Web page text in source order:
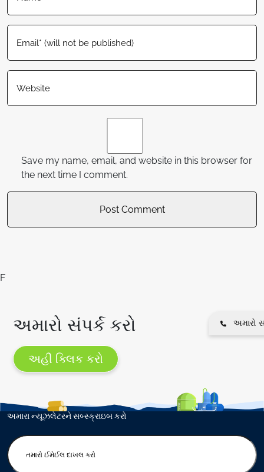
Save my name, email, and website in this browser for
the next time I comment.
F
અમારો સંપર્ક કરો
અહી ક્લિક કરો
અમારા ન્યૂઝલેટરને સબ્સ્ક્રાઇબ કરો
E
n
અમારો